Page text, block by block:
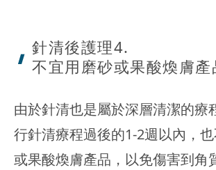
針清後護理4.
不宜用磨砂或果酸煥膚產
由於針清也是屬於深層清潔的療
行針清療程過後的1-2週以內，
或果酸煥膚產品，以免傷害到角